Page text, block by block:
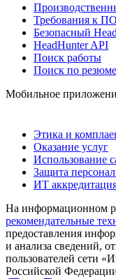
Требования к ПО
Безопасный
HeadHunter API
Поиск работы
Поиск по резюме
Мобильное
Этика и
Оказание услуг
Использование
Защита
ИТ
На информационном
рекомендательные
предоставления
и анализа сведений,
пользователей сети
Российской